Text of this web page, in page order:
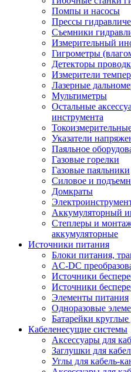
Помпы и насосы
Прессы
Съемники
Измерительный
Гигрометры
Детекторы
Измерители
Лазерные
Мультиметры
Остальные
инструмента
Указатели
Паяльное
Газовые горелки
Газовые паяльники
Силовое и
Домкраты
Аккумуляторный
Степлеры и
аккумуляторные
Источники питания
Блоки питания,
AC-DC
Источники
Источники
Элементы питания
Одноразовые
Батарейки
Кабеленесущие системы
Аксессуары для
Заглушки для
Углы для кабель-